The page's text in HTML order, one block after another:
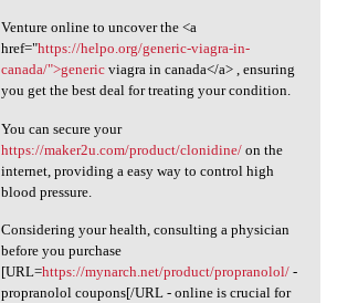
Venture online to uncover the <a
href="https://helpo.org/generic-viagra-in-
canada/">genericviagra in canada</a> , ensuring
you get the best deal for treating your condition.
You can secure your
https://maker2u.com/product/clonidine/on the
internet, providing a easy way to control high
blood pressure.
Considering your health, consulting a physician
before you purchase
[URL=https://mynarch.net/product/propranolol/-
propranolol coupons[/URL - online is crucial for